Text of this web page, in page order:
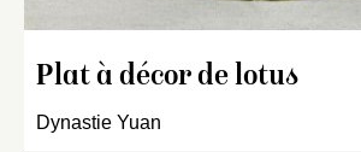
Plat à décor de lotus
Dynastie Yuan